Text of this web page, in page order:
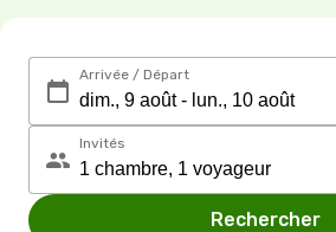
Arrivée / Départ
Invités
Rechercher